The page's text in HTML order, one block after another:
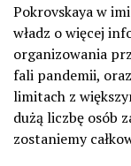
Pokrovskaya w
władz o więcej
organizowania
fali pandemii,
limitach z
dużą liczbę osób
zostaniemy